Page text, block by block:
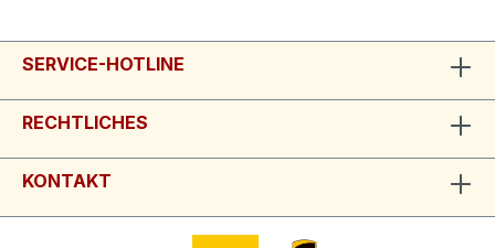
SERVICE-HOTLINE
RECHTLICHES
KONTAKT